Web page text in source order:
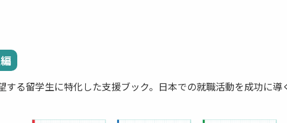
する留学生に特化した支援ブック。日本での就職活動を成功に導